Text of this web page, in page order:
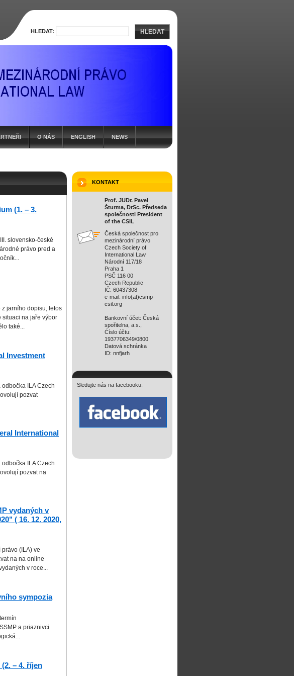
O NÁS ENGLISH NEWS
(1. – 3.
slovensko-české
právo pred a
jarního dopisu, letos
situaci na jaře výbor
také...
Investment
ILA Czech
pozvat
International
ILA Czech
pozvat na
vydaných v
( 16. 12. 2020,
(ILA) ve
na na online
v roce...
sympozia
a priaznivci
– 4. říjen
KONTAKT
Prof. JUDr. Pavel
Šturma, DrSc. Předseda
společnosti President
of the CSIL
Česká společnost pro
mezinárodní právo
Czech Society of
International Law
Národní 117/18
Praha 1
PSČ 116 00
Czech Republic
IČ: 60437308
e-mail: info(at)csmp-
csil.org
Bankovní účet: Česká
spořitelna, a.s.,
Ćíslo účtu:
1937706349/0800
Datová schránka
ID: nnfjarh
Sledujte nás na facebooku:
HLEDAT: HLEDAT